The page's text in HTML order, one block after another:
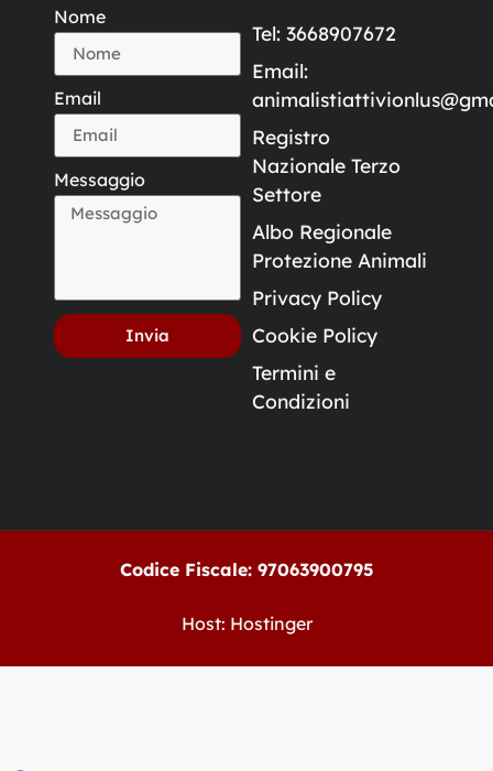
Nome
Email
Messaggio
Invia
Tel: 3668907672
Email:
Registro
Nazionale Terzo
Settore
Albo Regionale
Protezione Animali
Privacy Policy
Cookie Policy
Termini e
Condizioni
Codice Fiscale: 97063900795
Host: Hostinger